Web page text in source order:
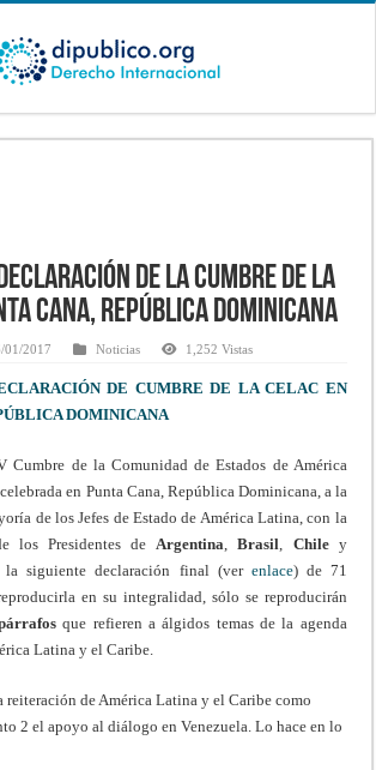
de la Cumbre de la
Cana, República Dominicana
01/2017 Noticias 1,252 Vistas
DE CUMBRE DE LA CELAC EN
DOMINICANA
Cumbre de la Comunidad de Estados de América
en Punta Cana, República Dominicana, a la
de los Jefes de Estado de América Latina, con la
los Presidentes deArgentina,Brasil, Chiley
la siguiente declaración final (verenlace) de 71
en su integralidad, sólo se reproducirán
que refieren a álgidos temas de la agenda
Latina y el Caribe.
reiteración de América Latina y el Caribe como
2 el apoyo al diálogo en Venezuela. Lo hace en lo